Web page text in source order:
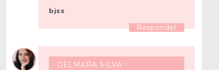
bjss
Responder
DELMARA SILVA